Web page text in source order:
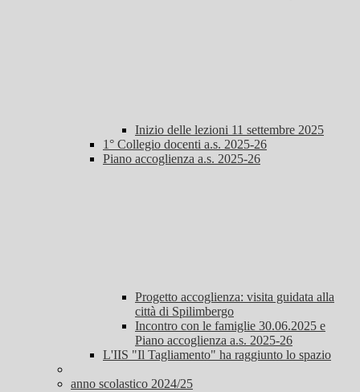
Inizio delle lezioni 11 settembre 2025
1° Collegio docenti a.s. 2025-26
Piano accoglienza a.s. 2025-26
Progetto accoglienza: visita guidata alla
città di Spilimbergo
Incontro con le famiglie 30.06.2025 e
Piano accoglienza a.s. 2025-26
L'IIS "Il Tagliamento" ha raggiunto lo spazio
anno scolastico 2024/25